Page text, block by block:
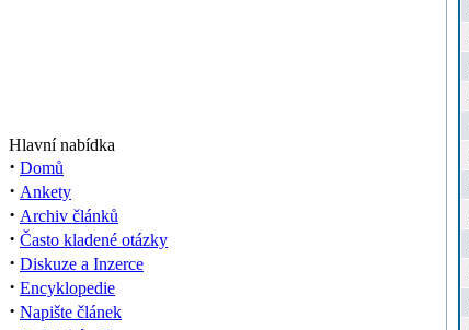
Hlavní nabídka
· Domů
· Ankety
· Archiv článků
· Často kladené otázky
· Diskuze a Inzerce
· Encyklopedie
· Napište článek